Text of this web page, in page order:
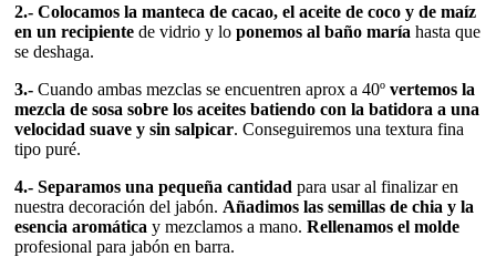
2.- Colocamos la manteca de cacao, el aceite de coco y de maíz
en un recipiente de vidrio y lo ponemos al baño maría hasta que
se deshaga.
3.- Cuando ambas mezclas se encuentren aprox a 40º vertemos la
mezcla de sosa sobre los aceites batiendo con la batidora a una
velocidad suave y sin salpicar. Conseguiremos una textura fina
tipo puré.
4.- Separamos una pequeña cantidad para usar al finalizar en
nuestra decoración del jabón. Añadimos las semillas de chia y la
esencia aromática y mezclamos a mano. Rellenamos el molde
profesional para jabón en barra.